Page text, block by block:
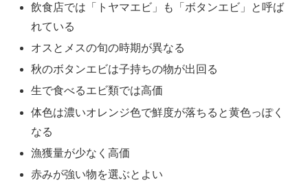
飲食店では「トヤマエビ」も「ボタンエビ」と呼ば
れている
オスとメスの旬の時期が異なる
秋のボタンエビは子持ちの物が出回る
生で食べるエビ類では高価
体色は濃いオレンジ色で鮮度が落ちると黄色っぽく
なる
漁獲量が少なく高価
赤みが強い物を選ぶとよい